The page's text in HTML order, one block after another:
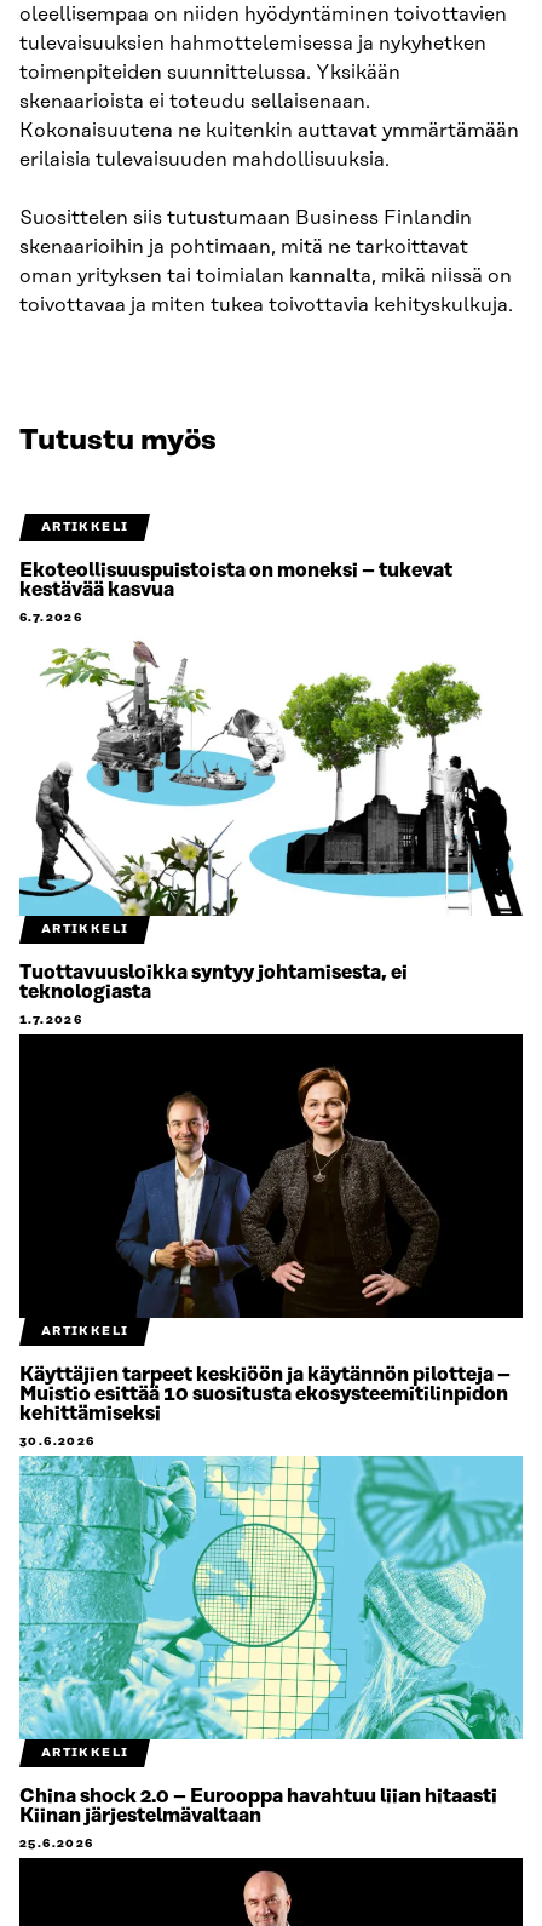
oleellisempaa on niiden hyödyntäminen toivottavien
tulevaisuuksien hahmottelemisessa ja nykyhetken
toimenpiteiden suunnittelussa. Yksikään
skenaarioista ei toteudu sellaisenaan.
Kokonaisuutena ne kuitenkin auttavat ymmärtämään
erilaisia tulevaisuuden mahdollisuuksia.
Suosittelen siis tutustumaan Business Finlandin
skenaarioihin ja pohtimaan, mitä ne tarkoittavat
oman yrityksen tai toimialan kannalta, mikä niissä on
toivottavaa ja miten tukea toivottavia kehityskulkuja.
Tutustu myös
ARTIKKELI
Ekoteollisuuspuistoista on moneksi – tukevat
kestävää kasvua
6.7.2026
ARTIKKELI
Tuottavuusloikka syntyy johtamisesta, ei
teknologiasta
1.7.2026
ARTIKKELI
Käyttäjien tarpeet keskiöön ja käytännön pilotteja –
Muistio esittää 10 suositusta ekosysteemitilinpidon
kehittämiseksi
30.6.2026
ARTIKKELI
China shock 2.0 – Eurooppa havahtuu liian hitaasti
Kiinan järjestelmävaltaan
25.6.2026